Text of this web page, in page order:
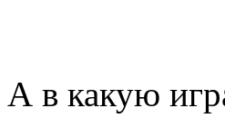
А в какую